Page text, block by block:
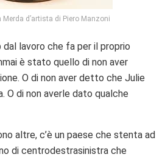
d’artista di Piero Manzoni
lavoro che fa per il proprio
è stato quello di non aver
O di non aver detto che Julie
O di non averle dato qualche
altre, c’è un paese che stenta ad
di centrodestrasinistra che